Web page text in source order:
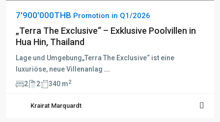
7'900'000THB Promotion in Q1/2026
„Terra The Exclusive“ – Exklusive Poolvillen in
Hua Hin, Thailand
Lage und Umgebung„Terra The Exclusive“ ist eine
luxuriöse, neue Villenanlag ...
2
2 340 m2
Krairat Marquardt